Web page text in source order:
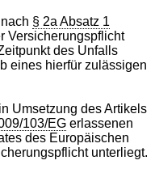
§ 2a Absatz 1
Versicherungspflicht
des Unfalls
eines hierfür zulässigen
Umsetzung des Artikels
103/EG erlassenen
des Europäischen
unterliegt.